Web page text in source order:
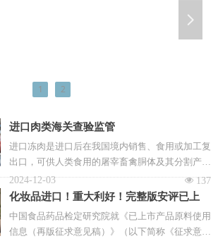
进口肉类海关查验监管
进口冻肉是进口后在我国境内销售、食用或加工复
出口，可供人类食用的屠宰畜禽胴体及其分割产
品、脏器、副产品及其熟制加工品。进口冻肉在中
国食品进口中扮演着重要的角色，丰富了中国的食
肉类市场保供稳价。
넶 137
2024-12-03
化妆品进口！重大利好！完整版安评已上
市，产品原料大幅增加。
中国食品药品检定研究院就《已上市产品原料使用
信息（再版征求意见稿）》（以下简称《征求意见
1 2
넲